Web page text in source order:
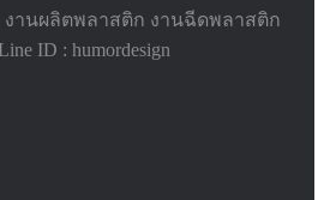
านผลิตพลาสติก งานฉีดพลาสติก
ID : humordesign